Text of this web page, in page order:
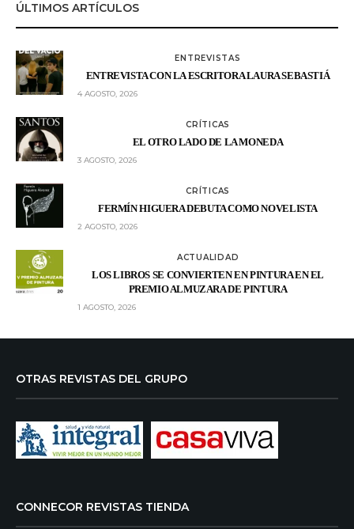
ÚLTIMOS ARTÍCULOS
ENTREVISTAS
ENTREVISTA CON LA ESCRITORA LAURA SEBASTIÁ
4 AGOSTO, 2026
CRÍTICAS
EL OTRO LADO DE LA MONEDA
3 AGOSTO, 2026
CRÍTICAS
FERMÍN HIGUERA DEBUTA COMO NOVELISTA
2 AGOSTO, 2026
ACTUALIDAD
LOS LIBROS SE CONVIERTEN EN PINTURA EN EL
PREMIO ALMUZARA DE PINTURA
1 AGOSTO, 2026
OTRAS REVISTAS DEL GRUPO
CONNECOR REVISTAS TIENDA